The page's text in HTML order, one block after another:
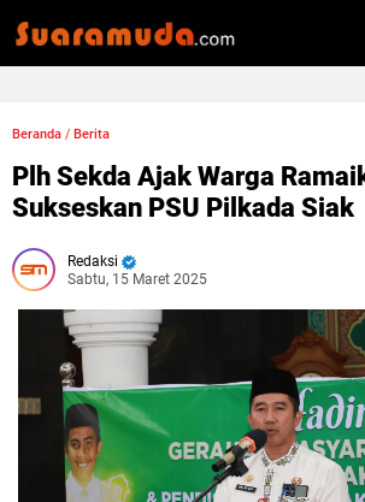
Beranda / Berita
Plh Sekda Ajak Warga
Sukseskan PSU Pilkada Siak
Redaksi
Sabtu, 15 Maret 2025